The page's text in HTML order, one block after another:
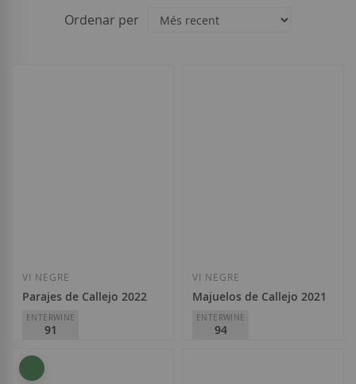
Ordenar per
VI NEGRE
Parajes de Callejo 2022
ENTERWINE
91
Félix Callejo
D.O.
VI NEGRE
Majuelos de Callejo 2021
ENTERWINE
94